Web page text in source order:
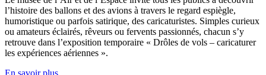
l’histoire des ballons et des avions à travers le regard espiègle,
humoristique ou parfois satirique, des caricaturistes. Simples curieux
ou amateurs éclairés, rêveurs ou fervents passionnés, chacun s’y
retrouve dans l’exposition temporaire « Drôles de vols – caricaturer
les expériences aériennes ».
En savoir plus